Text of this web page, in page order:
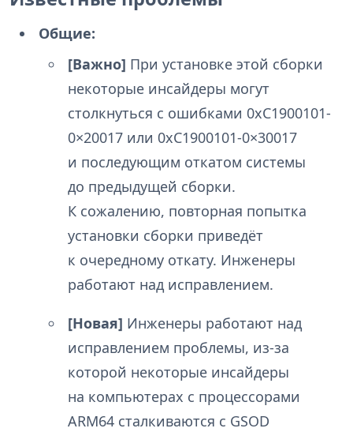
Общие:
[Важно] При установке этой сборки
некоторые инсайдеры могут
столкнуться с ошибками 0xC1900101-
0×20017 или 0xC1900101-0×30017
и последующим откатом системы
до предыдущей сборки.
К сожалению, повторная попытка
установки сборки приведёт
к очередному откату. Инженеры
работают над исправлением.
[Новая] Инженеры работают над
исправлением проблемы, из-за
которой некоторые инсайдеры
на компьютерах с процессорами
ARM64 сталкиваются с GSOD